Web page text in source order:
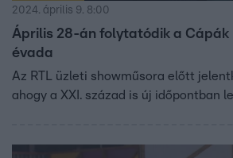
2024. április 9. 8:00
Április 28-án folytatódik a Cápák
évada
Az RTL üzleti showműsora előtt
ahogy a XXI. század is új időpontban